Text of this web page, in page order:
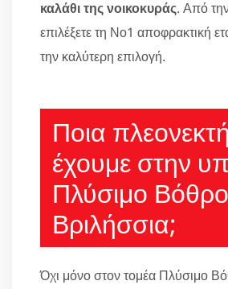
καλάθι της νοικοκυράς. Από
επιλέξετε τη Νο1 αποφρακτική
την καλύτερη επιλογή.
Ποια
έχουμε στην
Πλύσιμο
Βριλήσσια;
Όχι μόνο στον τομέα Πλύσιμο